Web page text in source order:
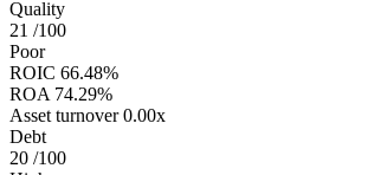
Quality
21 /100
Poor
ROIC 66.48%
ROA 74.29%
Asset turnover 0.00x
Debt
20 /100